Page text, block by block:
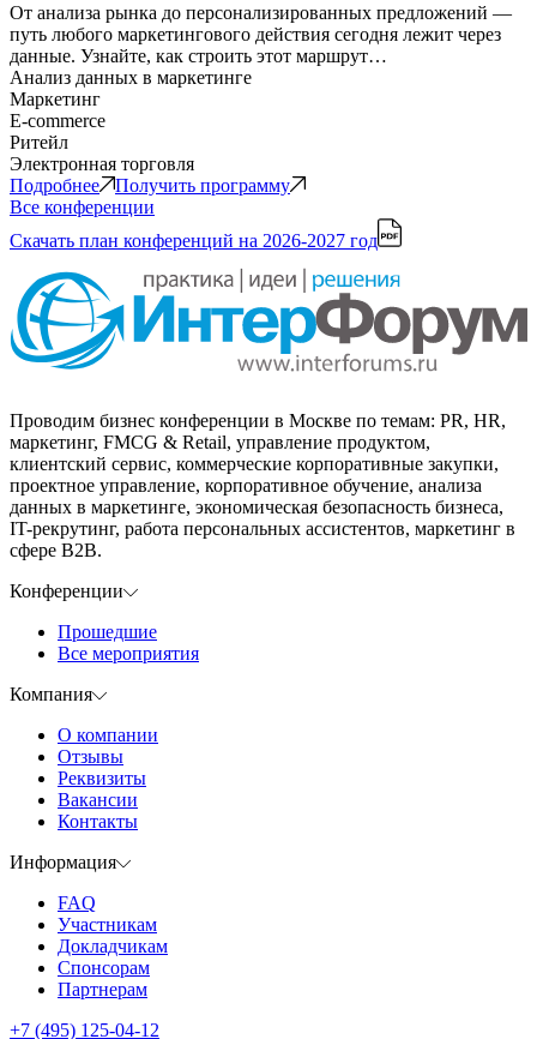
От анализа рынка до персонализированных предложений —
путь любого маркетингового действия сегодня лежит через
данные. Узнайте, как строить этот маршрут…
Анализ данных в маркетинге
Маркетинг
E-commerce
Ритейл
Электронная торговля
Подробнее
Получить программу
Все конференции
Скачать план конференций на 2026-2027 год
Проводим бизнес конференции в Москве по темам: PR, HR,
маркетинг, FMCG & Retail, управление продуктом,
клиентский сервис, коммерческие корпоративные закупки,
проектное управление, корпоративное обучение, анализа
данных в маркетинге, экономическая безопасность бизнеса,
IT-рекрутинг, работа персональных ассистентов, маркетинг в
сфере B2B.
Конференции
Прошедшие
Все мероприятия
Компания
О компании
Отзывы
Реквизиты
Вакансии
Контакты
Информация
FAQ
Участникам
Докладчикам
Спонсорам
Партнерам
+7 (495) 125-04-12